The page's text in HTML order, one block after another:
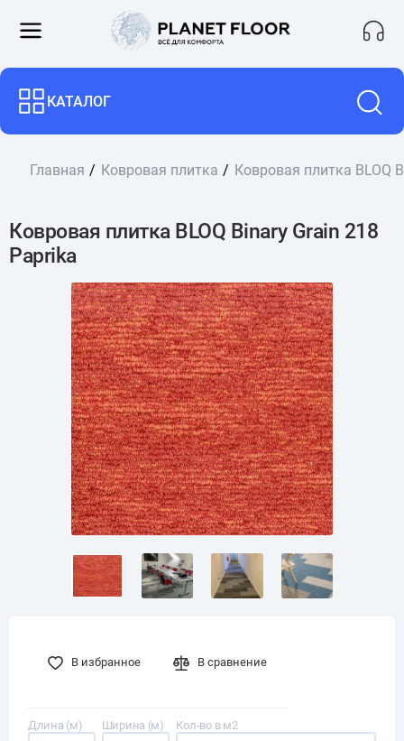
КАТАЛОГ
Главная Ковровая плитка Ковровая плитка BLOQ
Ковровая плитка BLOQ Binary Grain 218
Paprika
В избранное В сравнение
Длина (м) Ширина (м) Кол-во в м2